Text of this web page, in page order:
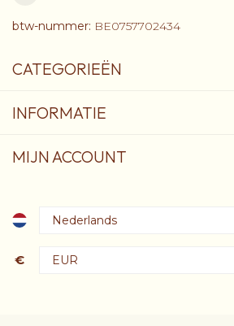
btw-nummer: BE0757702434
CATEGORIEËN
INFORMATIE
MIJN ACCOUNT
€